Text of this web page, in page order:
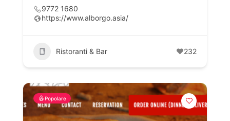
9772 1680
https://www.alborgo.asia/
Ristoranti & Bar 232
Popolare